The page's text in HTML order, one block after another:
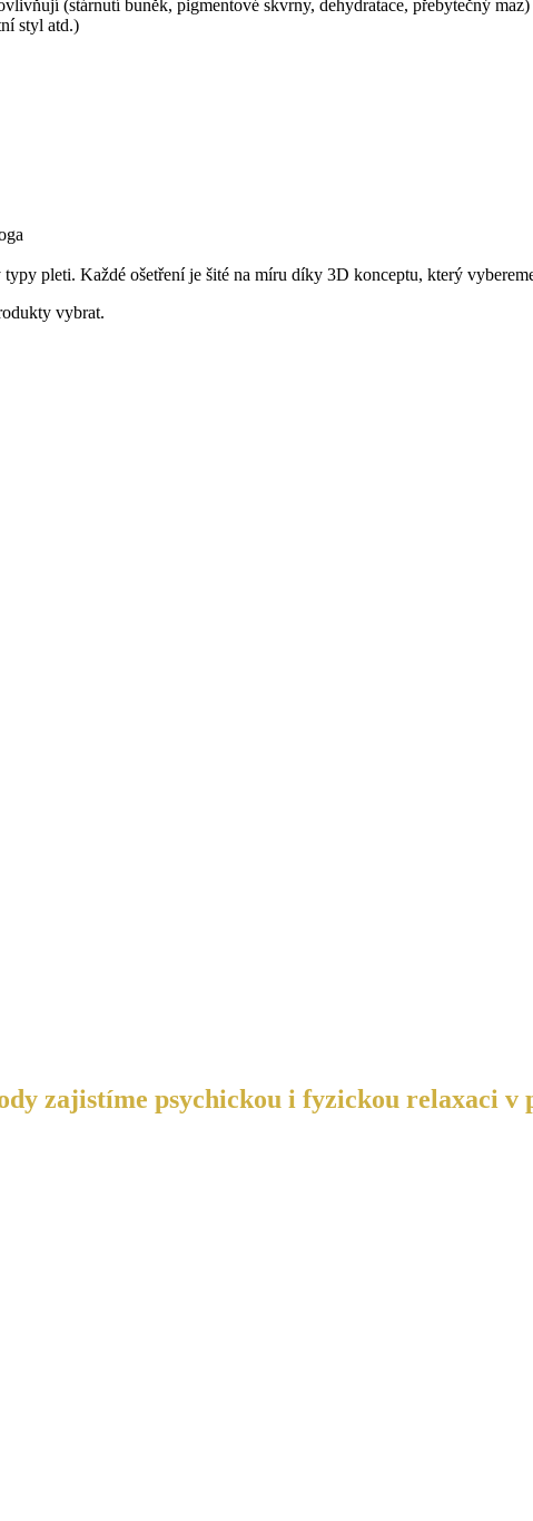
(stárnutí buněk, pigmentové skvrny, dehydratace, přebytečný
styl atd.)
pleti. Každé ošetření je šité na míru díky 3D konceptu, který
vybrat.
zajistíme psychickou i fyzickou relaxaci